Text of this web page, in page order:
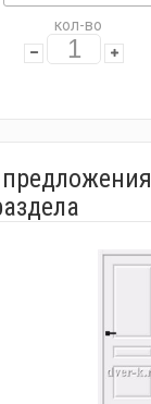
кол-во